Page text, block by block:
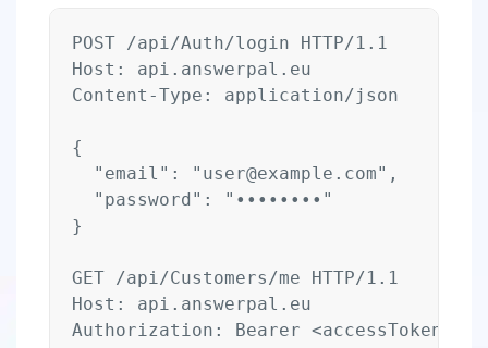
POST /api/Auth/login HTTP/1.1
Host: api.answerpal.eu
Content-Type: application/json
{
  "email": "
user@example.com",
  "password": "••••••••"
}
GET /api/Customers/me HTTP/1.1
Host: api.answerpal.eu